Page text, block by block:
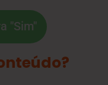
"Sim"